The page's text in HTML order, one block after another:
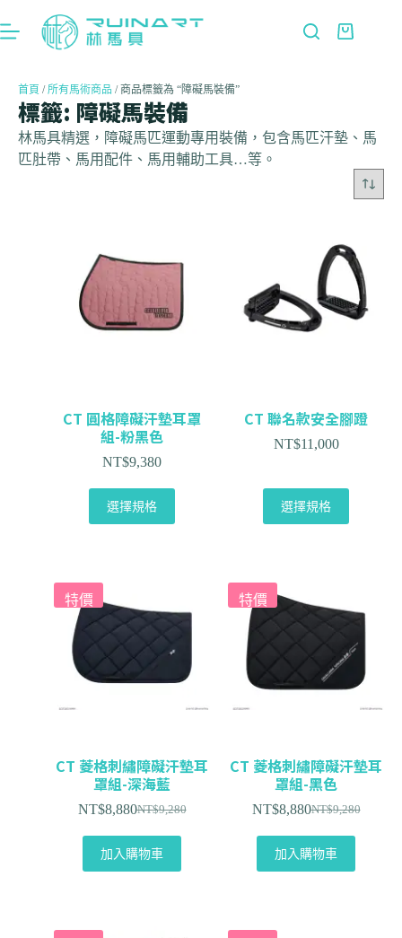
首頁 /所有馬術商品 / 商品標籤為 “障礙馬裝備”
標籤: 障礙馬裝備
林馬具精選，障礙馬匹運動專用裝備，包含馬匹汗墊、馬
匹肚帶、馬用配件、馬用輔助工具…等。
CT 圓格障礙汗墊耳罩
組-粉黑色
NT$9,380
選擇規格
CT 聯名款安全腳蹬
NT$11,000
選擇規格
特價
CT 菱格刺繡障礙汗墊耳
罩組-深海藍
NT$9,280
NT$8,880
加入購物車
特價
CT 菱格刺繡障礙汗墊耳
罩組-黑色
NT$9,280
NT$8,880
加入購物車